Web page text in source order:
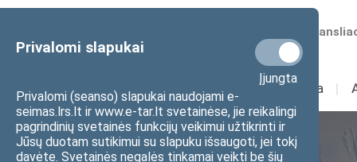
Privalomi slapukai
Įjungta
Privalomi (seanso) slapukai naudojami e-
seimas.lrs.lt ir www.e-tar.lt svetainėse, jie reikalingi
pagrindinių svetainės funkcijų veikimui užtikrinti ir
Jūsų duotam sutikimui su slapuku išsaugoti, jei tokį
davėte. Svetainės negalės tinkamai veikti be šių
Numatomos
Sudėtis Veikla I